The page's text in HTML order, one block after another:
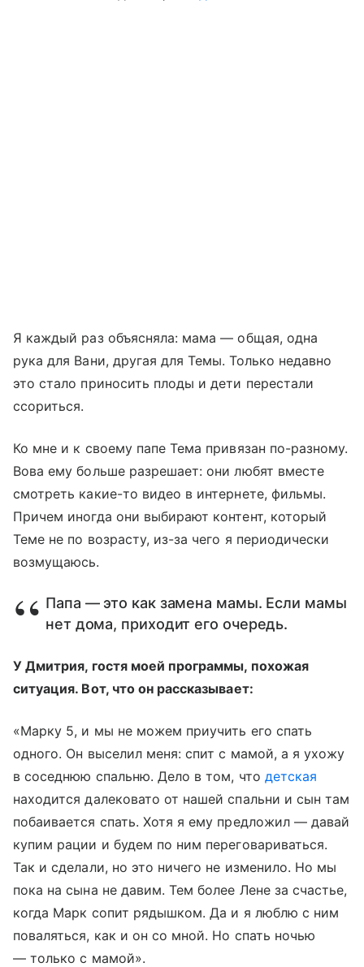
Я каждый раз объясняла: мама — общая, одна
рука для Вани, другая для Темы. Только недавно
это стало приносить плоды и дети перестали
ссориться.
Ко мне и к своему папе Тема привязан по-разному.
Вова ему больше разрешает: они любят вместе
смотреть какие-то видео в интернете, фильмы.
Причем иногда они выбирают контент, который
Теме не по возрасту, из-за чего я периодически
возмущаюсь.
Папа — это как замена мамы. Если мамы
нет дома, приходит его очередь.
У Дмитрия, гостя моей программы, похожая
ситуация. Вот, что он рассказывает:
«Марку 5, и мы не можем приучить его спать
одного. Он выселил меня: спит с мамой, а я ухожу
в соседнюю спальню. Дело в том, что детская
находится далековато от нашей спальни и сын там
побаивается спать. Хотя я ему предложил — давай
купим рации и будем по ним переговариваться.
Так и сделали, но это ничего не изменило. Но мы
пока на сына не давим. Тем более Лене за счастье,
когда Марк сопит рядышком. Да и я люблю с ним
поваляться, как и он со мной. Но спать ночью
— только с мамой».